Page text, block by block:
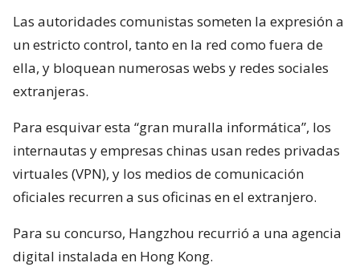
Las autoridades comunistas someten la expresión a
un estricto control, tanto en la red como fuera de
ella, y bloquean numerosas webs y redes sociales
extranjeras.
Para esquivar esta “gran muralla informática”, los
internautas y empresas chinas usan redes privadas
virtuales (VPN), y los medios de comunicación
oficiales recurren a sus oficinas en el extranjero.
Para su concurso, Hangzhou recurrió a una agencia
digital instalada en Hong Kong.